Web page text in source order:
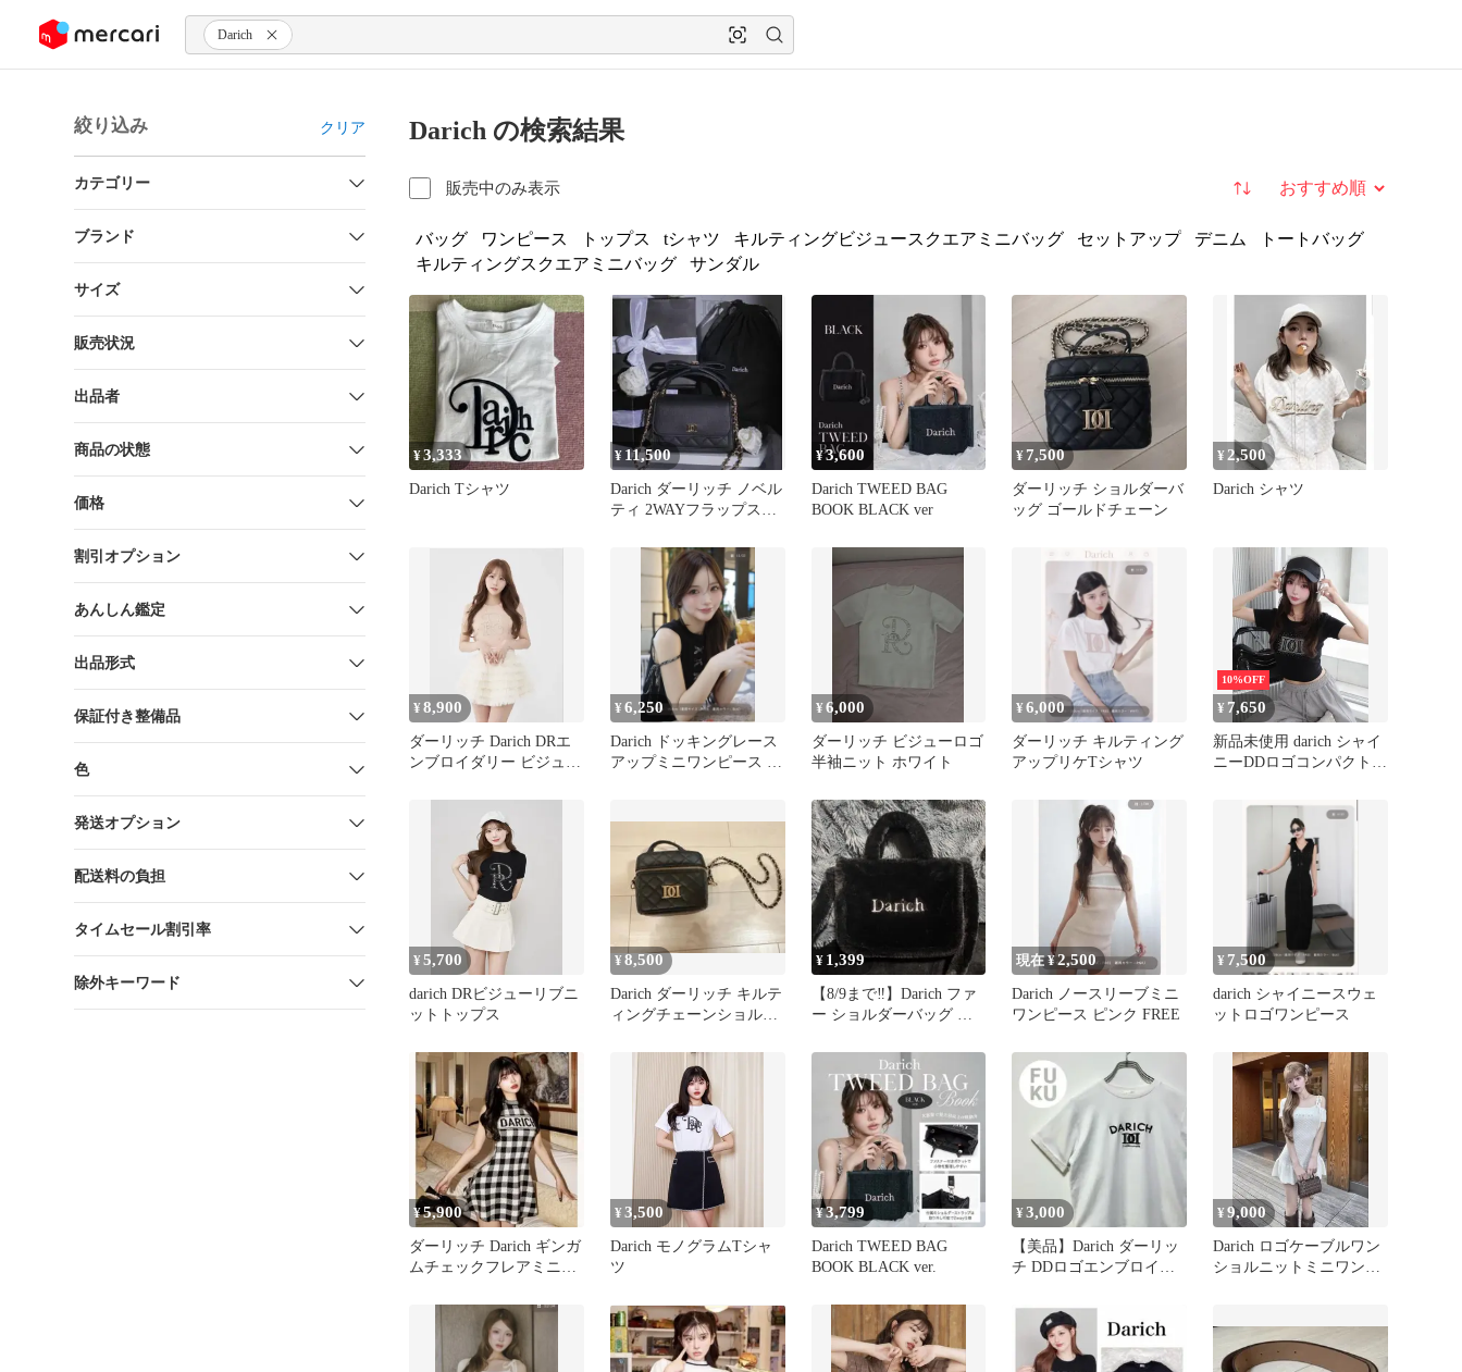
ツにスキップ Darich
絞り込み クリア
カテゴリー
ブランド
サイズ
販売状況
出品者
商品の状態
価格
割引オプション
あんしん鑑定
出品形式
保証付き整備品
色
発送オプション
配送料の負担
タイムセール割引率
除外キーワード
Darich の検索結果
販売中のみ表示 並び替え
バッグ ワンピース トップス tシャツ キルティングビジュースクエアミニバッグ セットアップ デニム
トートバッグ
キルティングスクエアミニバッグ
サンダル
¥3,333
Darich Tシャツ
¥ 11,500
Darich ダーリッチ ノベル
ティ 2WAYフラップスク
¥3,600
Darich TWEED BAG
BOOK BLACK ver
¥ 7,500
ダーリッチ ショルダーバ
ッグ ゴールドチェーン
¥ 2,500
Darich シャツ
¥8,900
ダーリッチ Darich DRエ
ンブロイダリー ビジュー
¥6,250
Darich ドッキングレース
アップミニワンピース ブ
¥6,000
ダーリッチ ビジューロゴ
半袖ニット ホワイト
¥6,000
ダーリッチ キルティング
アップリケTシャツ
10%OFF
¥ 7,650
新品未使用 darich シャイ
ニーDDロゴコンパクトT
¥5,700
darich DRビジューリブニ
ットトップス
¥8,500
Darich ダーリッチ キルテ
ィングチェーンショルダ
¥ 1,399
【8/9まで‼️】Darich ファ
ー ショルダーバッグ ブ
現在 ¥2,500
Darich ノースリーブミニ
ワンピース ピンク FREE
¥ 7,500
darich シャイニースウェ
ットロゴワンピース
¥5,900
ダーリッチ Darich ギンガ
ムチェックフレアミニワ
¥3,500
Darich モノグラムTシャ
ツ
¥3,799
Darich TWEED BAG
BOOK BLACK ver.
¥3,000
【美品】Darich ダーリッ
チ DDロゴエンブロイダ
¥9,000
Darich ロゴケーブルワン
ショルニットミニワンピ